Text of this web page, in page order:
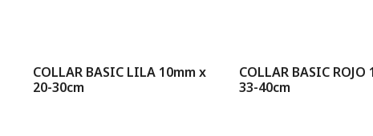
COLLAR BASIC LILA 10mm x
20-30cm
COLLAR BASIC ROJO
33-40cm